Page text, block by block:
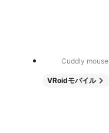
Cuddly mouse
VRoidモバイル